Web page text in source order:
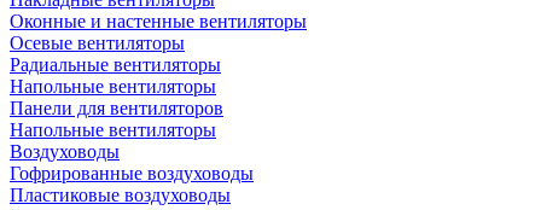
Оконные и настенные вентиляторы
Осевые вентиляторы
Радиальные вентиляторы
Напольные вентиляторы
Панели для вентиляторов
Напольные вентиляторы
Воздуховоды
Гофрированные воздуховоды
Пластиковые воздуховоды